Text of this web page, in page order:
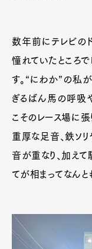
数年前にテレビの
憧れていたところ
す。“にわか”の私
ぎるばん馬の呼吸
こそのレース場に
重厚な足音、鉄ソ
音が重なり、加え
てが相まってなん